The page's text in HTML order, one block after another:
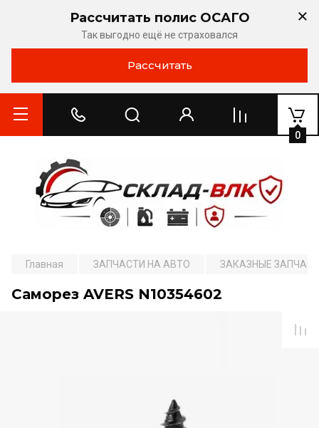
Рассчитать полис ОСАГО
Так выгодно ещё не страховался
Рассчитать
0
Главная ЗАПЧАСТИ НА АВТО ЗАКАЗНЫЕ
Саморез AVERS N10354602